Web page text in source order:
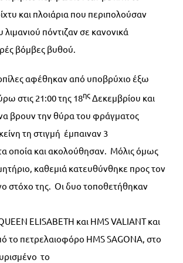
και πλοιάρια που περιπολούσαν
λιμανιού πόντιζαν σε κανονικά
βόμβες βυθού.
αφέθηκαν από υποβρύχιο έξω
στις 21:00 της 18ηςΔεκεμβρίου και
βρουν την θύρα του φράγματος
τη στιγμή έμπαιναν 3
τα οποία και ακολούθησαν. Μόλις όμως
καθεμιά κατευθύνθηκε προς τον
στόχο της. Οι δυο τοποθετήθηκαν
ELISABETH και HMS VALIANT και
το πετρελαιοφόρο HMS SAGONA, στο
το